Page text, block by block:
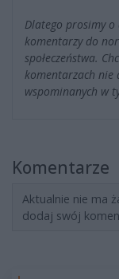
Dlatego prosimy o
komentarzy do
społeczeństwa.
komentarzach nie
wspominanych w
Komentarze
Aktualnie nie ma
dodaj swój